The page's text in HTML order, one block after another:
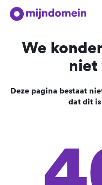
We
niet
Deze pagina bestaat
dat dit